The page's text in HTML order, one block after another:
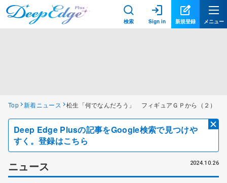
検索 Sign in 新規登録 メニュー
Top 新着ニュース 松生「何でなんだろう」 フィギュアＧＰから（２）
Deep Edge Plusの記事をGoogle検索で見つけや
すく。登録はこちら
ニュース 2024.10.26